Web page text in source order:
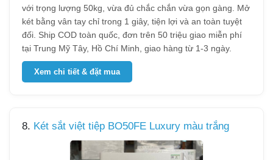
với trọng lượng 50kg, vừa đủ chắc chắn vừa gọn gàng. Mở
két bằng vân tay chỉ trong 1 giây, tiện lợi và an toàn tuyệt
đối. Ship COD toàn quốc, đơn trên 50 triệu giao miễn phí
tại Trung Mỹ Tây, Hồ Chí Minh, giao hàng từ 1-3 ngày.
Xem chi tiết & đặt mua
8. Két sắt việt tiệp BO50FE Luxury màu trắng